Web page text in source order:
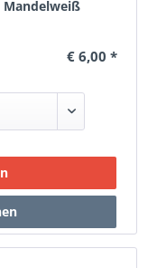
Mandelweiß
€ 6,00 *